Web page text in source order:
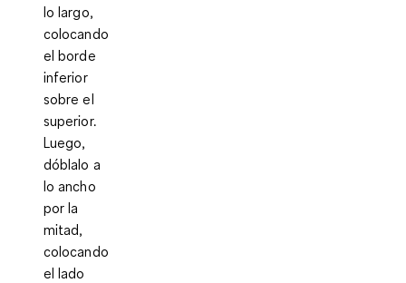
lo largo,
colocando
el borde
inferior
sobre el
superior.
Luego,
dóblalo a
lo ancho
por la
mitad,
colocando
el lado